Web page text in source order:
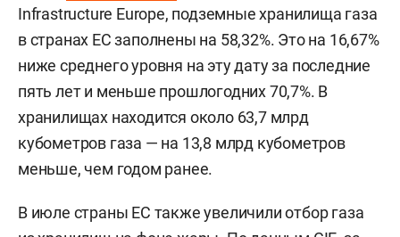
Infrastructure Europe, подземные хранилища газа
в странах ЕС заполнены на 58,32%. Это на 16,67%
ниже среднего уровня на эту дату за последние
пять лет и меньше прошлогодних 70,7%. В
хранилищах находится около 63,7 млрд
кубометров газа — на 13,8 млрд кубометров
меньше, чем годом ранее.
В июле страны ЕС также увеличили отбор газа